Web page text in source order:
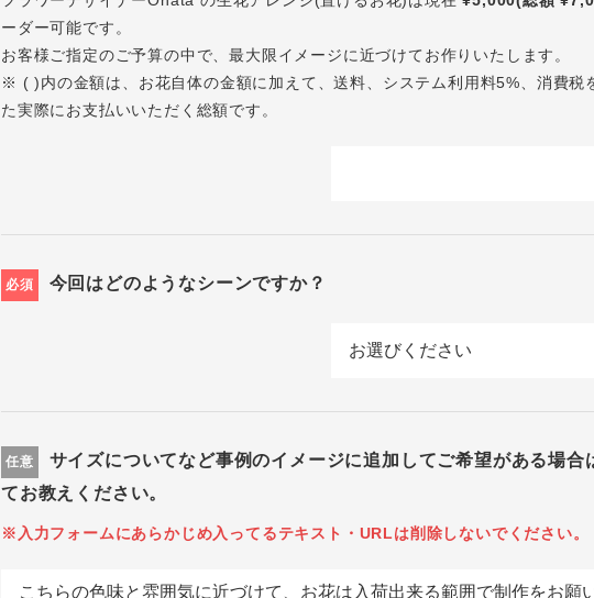
ーダー可能です。
お客様ご指定のご予算の中で、最大限イメージに近づけてお作りいたします。
※ ( )内の金額は、お花自体の金額に加えて、送料、システム利用料5%、消費税
た実際にお支払いいただく総額です。
必須 今回はどのようなシーンですか？
任意
サイズについてなど事例のイメージに追加してご希望がある場合
てお教えください。
※入力フォームにあらかじめ入ってるテキスト・URLは削除しないでください。